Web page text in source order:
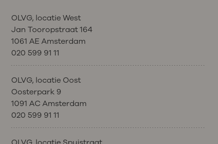
OLVG, locatie West
Jan Tooropstraat 164
1061 AE Amsterdam
020 599 91 11
OLVG, locatie Oost
Oosterpark 9
1091 AC Amsterdam
020 599 91 11